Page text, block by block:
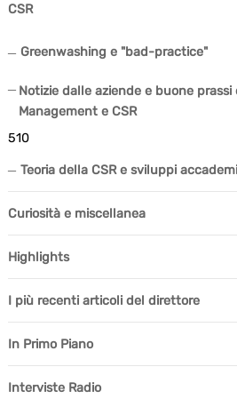
CSR
Greenwashing e "bad-practice"
Notizie dalle aziende e buone
Management e CSR
510
Teoria della CSR e sviluppi
Curiosità e miscellanea
Highlights
I più recenti articoli del direttore
In Primo Piano
Interviste Radio